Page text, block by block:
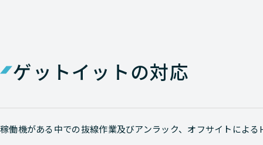
ゲットイットの対応
稼働機がある中での抜線作業及びアンラック、オフサイトによる